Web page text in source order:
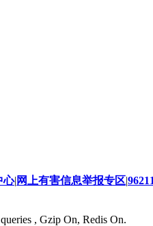
心| 网上有害信息举报专区|
, Gzip On, Redis On.